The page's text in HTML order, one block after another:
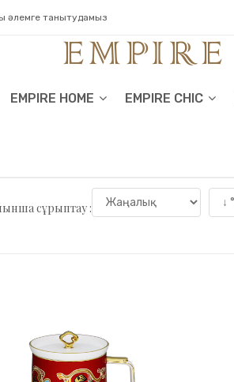
әлемге танытудамыз
EMPIRE HOME EMPIRE CHIC
сұрыптау :